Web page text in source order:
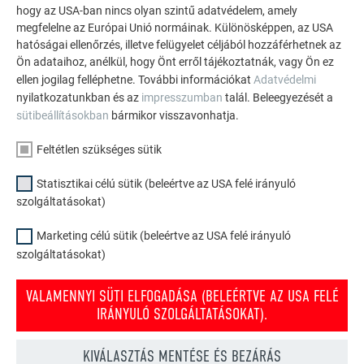
homlokzatokhoz.
TEKINTSE MEG TOVÁBBI REFERENCIÁINKAT
hogy az USA-ban nincs olyan szintű adatvédelem, amely
megfelelne az Európai Unió normáinak. Különösképpen, az USA
hatóságai ellenőrzés, illetve felügyelet céljából hozzáférhetnek az
Ön adataihoz, anélkül, hogy Önt erről tájékoztatnák, vagy Ön ez
ellen jogilag felléphetne. További információkat Adatvédelmi
nyilatkozatunkban és az impresszumban talál. Beleegyezését a
sütibeállításokban bármikor visszavonhatja.
Feltétlen szükséges sütik
Statisztikai célú sütik (beleértve az USA felé irányuló
szolgáltatásokat)
Marketing célú sütik (beleértve az USA felé irányuló
szolgáltatásokat)
VALAMENNYI SÜTI ELFOGADÁSA (BELEÉRTVE AZ USA FELÉ
IRÁNYULÓ SZOLGÁLTATÁSOKAT).
KIVÁLASZTÁS MENTÉSE ÉS BEZÁRÁS